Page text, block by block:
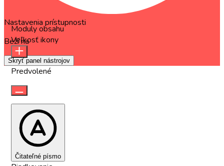
Nastavenia prístupnosti
Beží naOneTap
Skryť panel nástrojov
Moduly obsahu
Veľkosť ikony
Predvolené
Čitateľné písmo